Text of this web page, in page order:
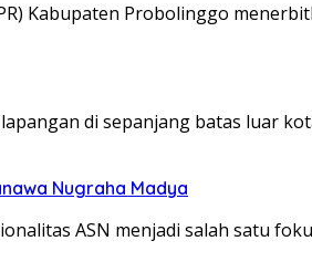
Kabupaten Probolinggo
di sepanjang batas luar
Nugraha Madya
ASN menjadi salah satu